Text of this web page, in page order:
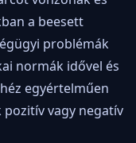
a beesett
problémák
normák idővel és
egyértelműen
vagy negatív